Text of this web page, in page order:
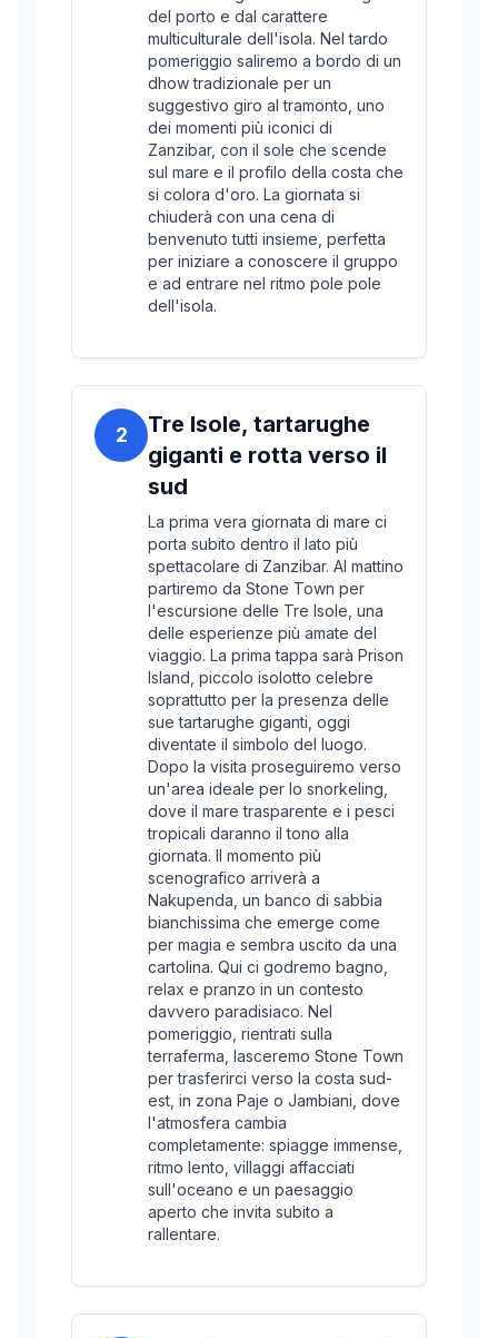
del porto e dal carattere
multiculturale dell'isola. Nel tardo
pomeriggio saliremo a bordo di un
dhow tradizionale per un
suggestivo giro al tramonto, uno
dei momenti più iconici di
Zanzibar, con il sole che scende
sul mare e il profilo della costa che
si colora d'oro. La giornata si
chiuderà con una cena di
benvenuto tutti insieme, perfetta
per iniziare a conoscere il gruppo
e ad entrare nel ritmo pole pole
dell'isola.
2
Tre Isole, tartarughe
giganti e rotta verso il
sud
La prima vera giornata di mare ci
porta subito dentro il lato più
spettacolare di Zanzibar. Al mattino
partiremo da Stone Town per
l'escursione delle Tre Isole, una
delle esperienze più amate del
viaggio. La prima tappa sarà Prison
Island, piccolo isolotto celebre
soprattutto per la presenza delle
sue tartarughe giganti, oggi
diventate il simbolo del luogo.
Dopo la visita proseguiremo verso
un'area ideale per lo snorkeling,
dove il mare trasparente e i pesci
tropicali daranno il tono alla
giornata. Il momento più
scenografico arriverà a
Nakupenda, un banco di sabbia
bianchissima che emerge come
per magia e sembra uscito da una
cartolina. Qui ci godremo bagno,
relax e pranzo in un contesto
davvero paradisiaco. Nel
pomeriggio, rientrati sulla
terraferma, lasceremo Stone Town
per trasferirci verso la costa sud-
est, in zona Paje o Jambiani, dove
l'atmosfera cambia
completamente: spiagge immense,
ritmo lento, villaggi affacciati
sull'oceano e un paesaggio
aperto che invita subito a
rallentare.